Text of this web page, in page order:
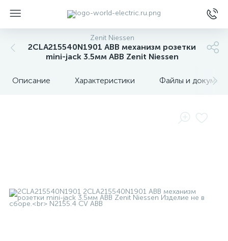
Zenit Niessen
2CLA215540N1901 ABB механизм розетки
mini-jack 3.5мм ABB Zenit Niessen
Описание Характеристики Файлы и